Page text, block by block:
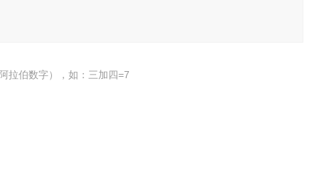
拉伯数字），如：三加四=7